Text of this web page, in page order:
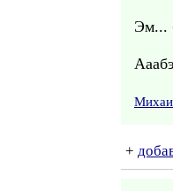
Эм...
+